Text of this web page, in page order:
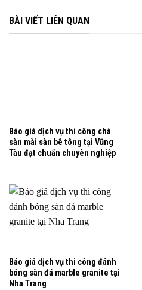
BÀI VIẾT LIÊN QUAN
Báo giá dịch vụ thi công chà
sàn mài sàn bê tông tại Vũng
Tàu đạt chuẩn chuyên nghiệp
Báo giá dịch vụ thi công đánh
bóng sàn đá marble granite tại
Nha Trang